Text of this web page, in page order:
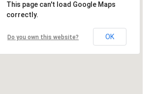
This page can't load Google Maps
correctly.
Do you own this website? OK